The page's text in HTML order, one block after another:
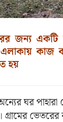
জন্য একটি
কাজ
হয়
ঘর
গ্রামের ভেতরের